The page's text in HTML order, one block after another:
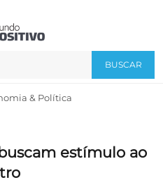
BUSCAR
& Política
estímulo ao